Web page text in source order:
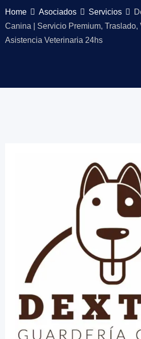
Home Asociados Servicios
Canina | Servicio Premium, Traslado,
Asistencia Veterinaria 24hs